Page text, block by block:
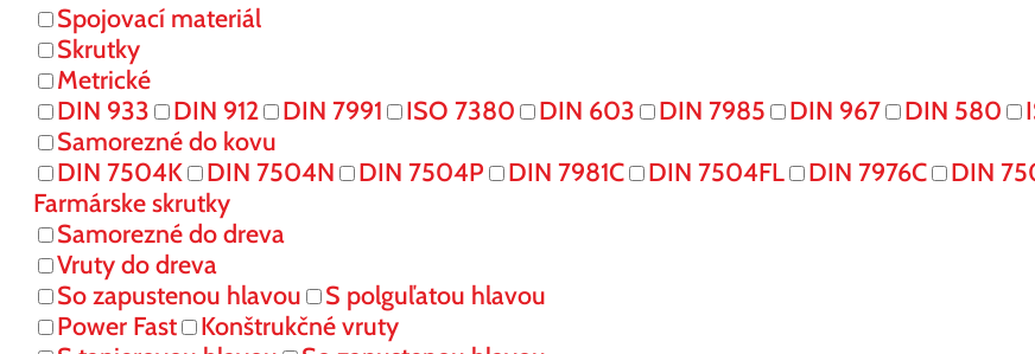
Spojovací materiál
Skrutky
Metrické
DIN 933
DIN 912 DIN 7991 ISO 7380 DIN 603 DIN 7985 DIN 967 DIN 580
Samorezné do kovu
DIN 7504K
DIN 7504N DIN 7504P DIN 7981C DIN 7504FL DIN 7976C DIN
Farmárske skrutky
Samorezné do dreva
Vruty do dreva
So zapustenou hlavou
S polguľatou hlavou
Power Fast
Konštrukčné vruty